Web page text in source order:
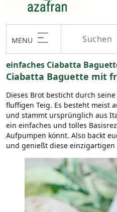
MENU
einfaches Ciabatta
Ciabatta Baguette mit
Dieses Brot besticht durch
fluffigen Teig. Es besteht meist
und stammt ursprünglich aus
ein einfaches und tolles
Aufpumpen könnt. Also backt
und genießt diese einzigartigen